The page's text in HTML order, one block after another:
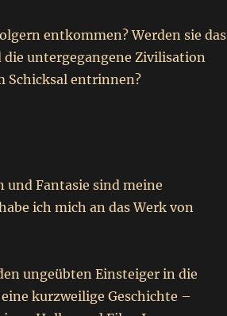
entkommen? Werden sie das
die untergegangene Zivilisation
Schicksal entrinnen?
und Fantasie sind meine
ich mich an das Werk von
ungeübten Einsteiger in die
kurzweilige Geschichte –